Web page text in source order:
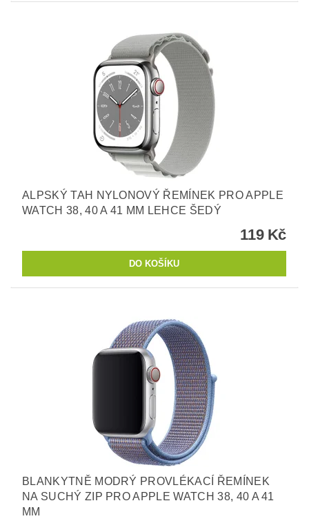
ALPSKÝ TAH NYLONOVÝ ŘEMÍNEK PRO APPLE
WATCH 38, 40 A 41 MM LEHCE ŠEDÝ
119 Kč
BLANKYTNĚ MODRÝ PROVLÉKACÍ ŘEMÍNEK
NA SUCHÝ ZIP PRO APPLE WATCH 38, 40 A 41
MM